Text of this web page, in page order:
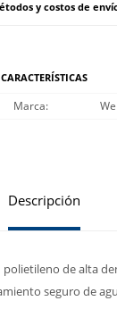
y costos de
CARACTERÍSTICAS
Marca
Descripción
de alta
seguro de